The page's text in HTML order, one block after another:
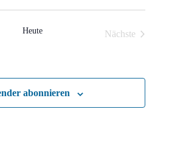
Heute
Nächste
abonnieren